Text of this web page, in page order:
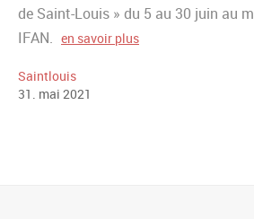
de Saint-Louis » du 5 au 30 juin au
IFAN. en savoir plus
Saintlouis
31 mai 2021